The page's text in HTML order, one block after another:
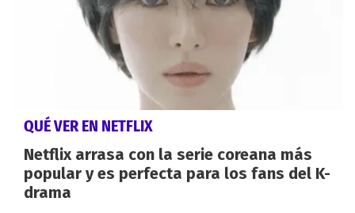
QUÉ VER EN NETFLIX
Netflix arrasa con la serie coreana más
popular y es perfecta para los fans del K-
drama